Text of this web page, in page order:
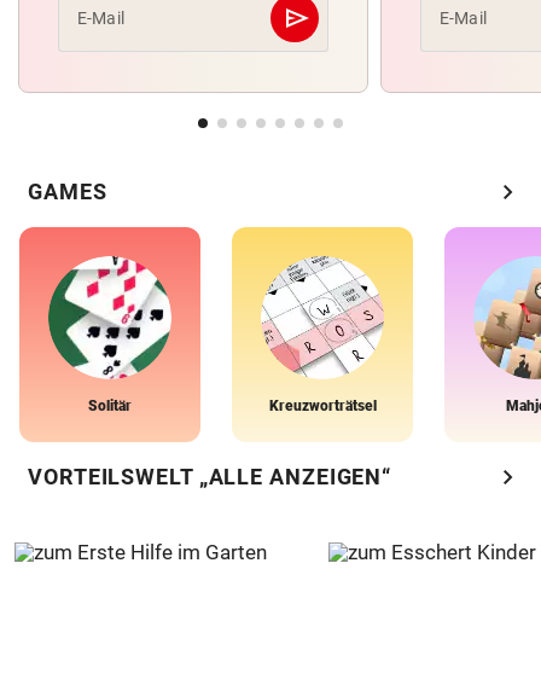
E-Mail send
Abschicken E-Mail
GAMES chevron_right
Solitär Kreuzworträtsel
VORTEILSWELT „ALLE ANZEIGEN“ chevron_right